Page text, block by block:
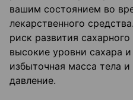
вашим состоянием во
лекарственного
риск развития
высокие уровни сахара
избыточная масса тела
давление.